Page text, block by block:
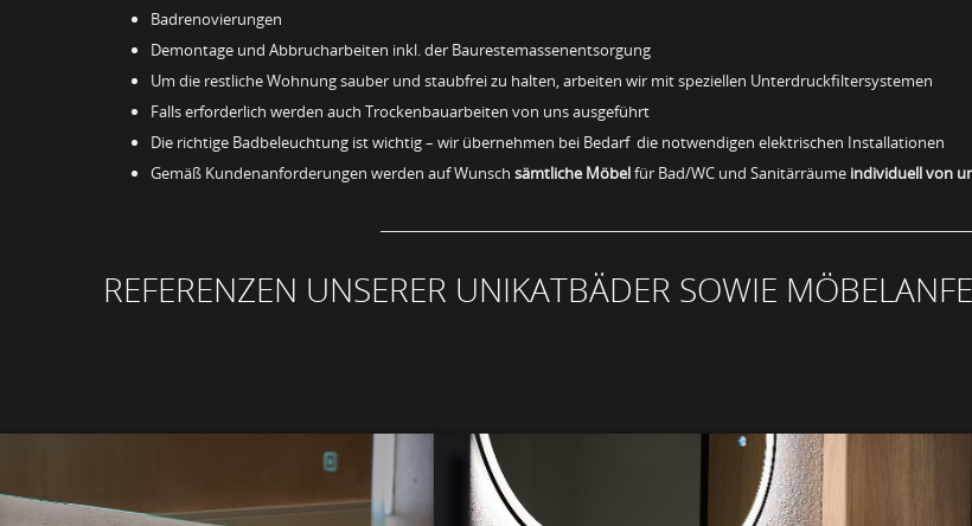
Badrenovierungen
Demontage und Abbrucharbeiten inkl. der Baurestemassenentsorgung
Um die restliche Wohnung sauber und staubfrei zu halten, arbeiten wir mit speziellen Unterdruckfiltersystemen
Falls erforderlich werden auch Trockenbauarbeiten von uns ausgeführt
Die richtige Badbeleuchtung ist wichtig – wir übernehmen bei Bedarf die notwendigen elektrischen Installationen
Gemäß Kundenanforderungen werden auf Wunsch sämtliche Möbelfür Bad/WC und Sanitärräume individuell von
REFERENZEN UNSERER UNIKATBÄDER SOWIE